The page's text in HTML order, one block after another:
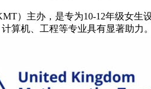
）主办，是专为10-12年级女
算机、工程等专业具有显著助